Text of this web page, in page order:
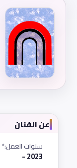
عن الفنان
سنوات العمل:*
2023 -